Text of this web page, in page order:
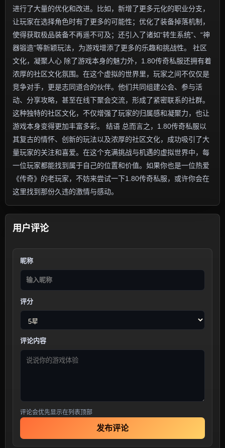
进行了大量的优化和改进。比如，新增了更多元化的职业分支，
让玩家在选择角色时有了更多的可能性；优化了装备掉落机制，
使得获取极品装备不再遥不可及；还引入了诸如“转生系统”、“神
器锻造”等新颖玩法，为游戏增添了更多的乐趣和挑战性。 社区
文化，凝聚人心 除了游戏本身的魅力外，1.80传奇私服还拥有着
浓厚的社区文化氛围。在这个虚拟的世界里，玩家之间不仅仅是
竞争对手，更是志同道合的伙伴。他们共同组建公会、参与活
动、分享攻略，甚至在线下聚会交流，形成了紧密联系的社群。
这种独特的社区文化，不仅增强了玩家的归属感和凝聚力，也让
游戏本身变得更加丰富多彩。 结语 总而言之，1.80传奇私服以
其复古的情怀、创新的玩法以及浓厚的社区文化，成功吸引了大
量玩家的关注和喜爱。在这个充满挑战与机遇的虚拟世界中，每
一位玩家都能找到属于自己的位置和价值。如果你也是一位热爱
《传奇》的老玩家，不妨来尝试一下1.80传奇私服，或许你会在
这里找到那份久违的激情与感动。
用户评论
昵称
评分
评论内容
评论会优先显示在列表顶部
发布评论